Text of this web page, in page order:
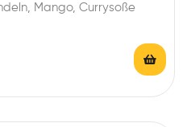
Mango, Currysoße